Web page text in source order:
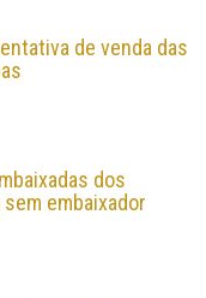
de venda das
dos
embaixador